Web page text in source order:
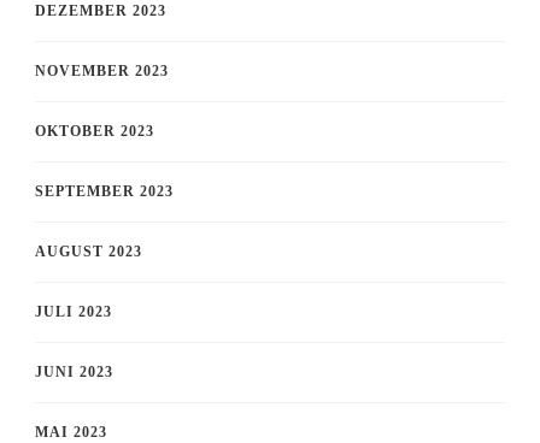
DEZEMBER 2023
NOVEMBER 2023
OKTOBER 2023
SEPTEMBER 2023
AUGUST 2023
JULI 2023
JUNI 2023
MAI 2023